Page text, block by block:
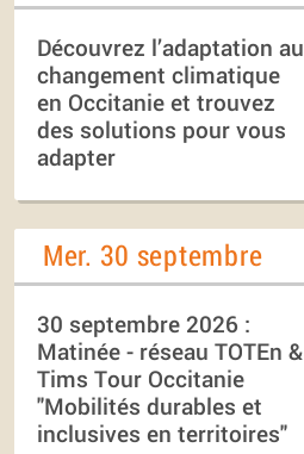
Découvrez l’adaptation au
changement climatique
en Occitanie et trouvez
des solutions pour vous
adapter
Mer. 30 septembre
30 septembre 2026 :
Matinée - réseau TOTEn &
Tims Tour Occitanie
"Mobilités durables et
inclusives en territoires"